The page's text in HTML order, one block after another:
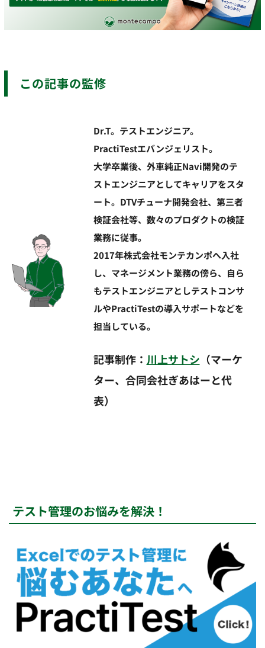
この記事の監修
Dr.T。テストエンジニア。
PractiTestエバンジェリスト。
大学卒業後、外車純正Navi開発のテ
ストエンジニアとしてキャリアをスタ
ート。DTVチューナ開発会社、第三者
検証会社等、数々のプロダクトの検証
業務に従事。
2017年株式会社モンテカンポへ入社
し、マネージメント業務の傍ら、自ら
もテストエンジニアとしテストコンサ
ルやPractiTestの導入サポートなどを
担当している。
記事制作： 川上サトシ （マーケ
ター、合同会社ぎあはーと代
表）
テスト管理のお悩みを解決！